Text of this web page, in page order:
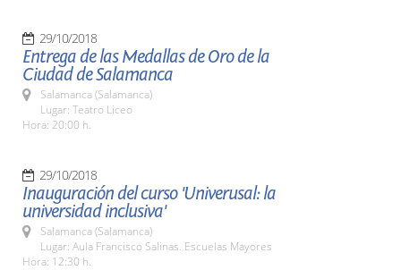
29/10/2018
Entrega de las Medallas de Oro de la
Ciudad de Salamanca
Salamanca (Salamanca)
Lugar: Teatro Liceo
Hora: 20:00 h.
29/10/2018
Inauguración del curso 'Univerusal: la
universidad inclusiva'
Salamanca (Salamanca)
Lugar: Aula Francisco Salinas. Escuelas Mayores
Hora: 12:30 h.